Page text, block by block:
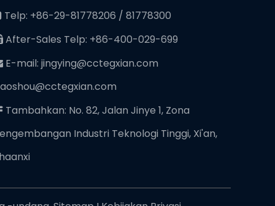
Telp: +86-29-81778206 / 81778300
After-Sales Telp: +86-400-029-699
E-mail:jingying@cctegxian.com
Tambahkan: No. 82, Jalan Jinye 1, Zona
Industri Teknologi Tinggi, Xi'an,